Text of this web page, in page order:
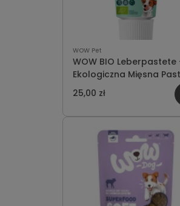
WOW Pet
WOW BIO Leberpastete
Ekologiczna Mięsna
Wątróbką 80g
25,00 zł